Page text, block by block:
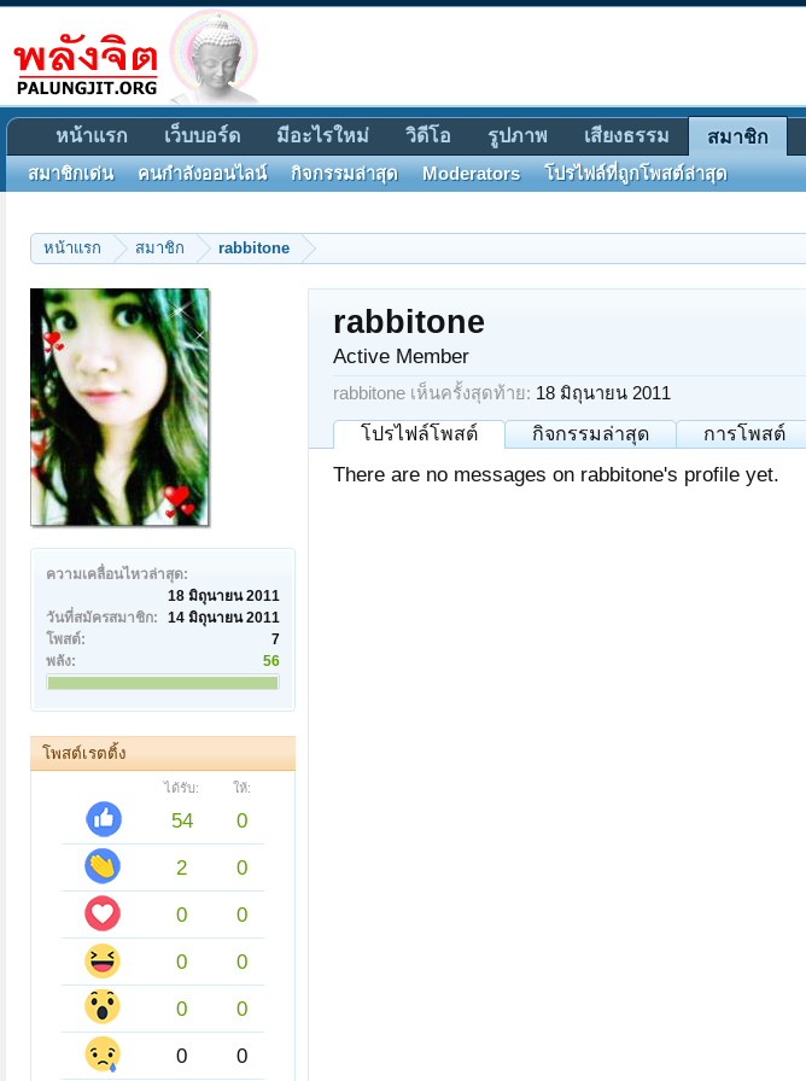
หน้าแรก สมาชิก rabbitone
ความเคลื่อนไหวล่าสุด:
18 มิถุนายน 2011
วันที่สมัครสมาชิก:
14 มิถุนายน 2011
โพสต์:
7
พลัง:
56
โพสต์เรตติ้ง
ได้รับ: ให้:
54
0
2
0
0
0
0
0
0
0
0
0
rabbitone
Active Member
rabbitone เห็นครั้งสุดท้าย: 18 มิถุนายน 2011
โปรไฟล์โพสต์ กิจกรรมล่าสุด การโพสต์
There are no messages on rabbitone's profile yet.
หน้าแรก เว็บบอร์ด มีอะไรใหม่ วิดีโอ รูปภาพ เสียงธรรม สมาชิก
สมาชิกเด่น คนกำลังออนไลน์ กิจกรรมล่าสุด Moderators โปรไฟล์ที่ถูกโพสต์ล่าสุด